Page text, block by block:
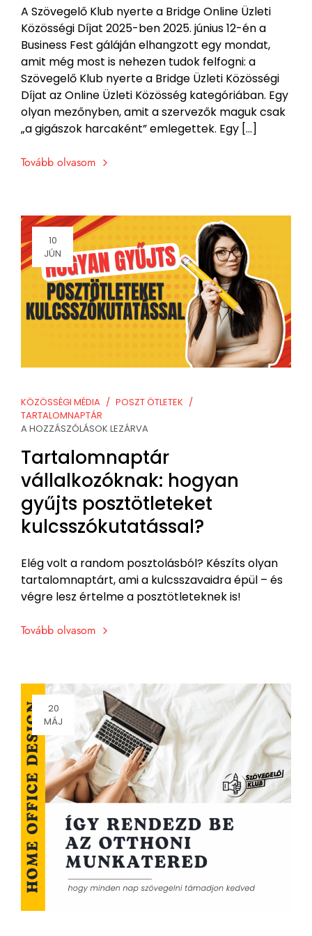
A Szövegelő Klub nyerte a Bridge Online Üzleti
Közösségi Díjat 2025-ben 2025. június 12-én a
Business Fest gáláján elhangzott egy mondat,
amit még most is nehezen tudok felfogni: a
Szövegelő Klub nyerte a Bridge Üzleti Közösségi
Díjat az Online Üzleti Közösség kategóriában. Egy
olyan mezőnyben, amit a szervezők maguk csak
„a gigászok harcaként” emlegettek. Egy […]
Tovább olvasom
10
JÚN
KÖZÖSSÉGI MÉDIA
POSZT ÖTLETEK
TARTALOMNAPTÁR
A HOZZÁSZÓLÁSOK LEZÁRVA
Tartalomnaptár
vállalkozóknak: hogyan
gyűjts posztötleteket
kulcsszókutatással?
Elég volt a random posztolásból? Készíts olyan
tartalomnaptárt, ami a kulcsszavaidra épül – és
végre lesz értelme a posztötleteknek is!
Tovább olvasom
20
MÁJ